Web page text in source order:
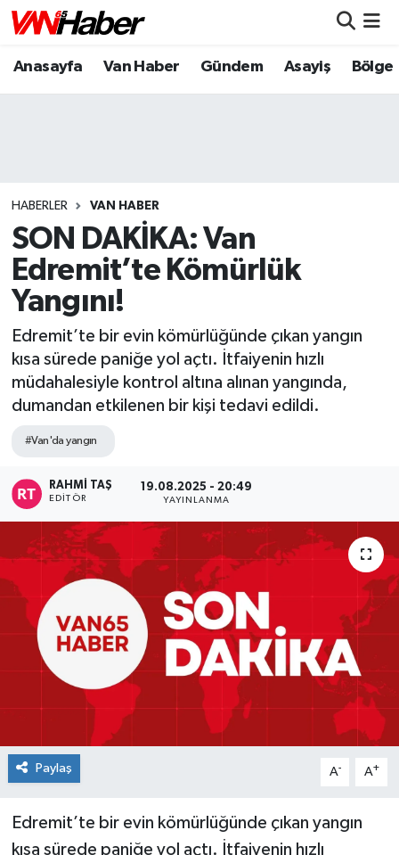
Anasayfa Van Haber Gündem Asayiş Bölge
HABERLER VAN HABER
SON DAKİKA: Van
Edremit’te Kömürlük
Yangını!
Edremit’te bir evin kömürlüğünde çıkan yangın
kısa sürede paniğe yol açtı. İtfaiyenin hızlı
müdahalesiyle kontrol altına alınan yangında,
dumandan etkilenen bir kişi tedavi edildi.
#Van'da yangın
RAHMI TAŞ
EDITÖR
19.08.2025 - 20:49
YAYINLANMA
Paylaş A- A+
Edremit’te bir evin kömürlüğünde çıkan yangın
kısa sürede paniğe yol açtı. İtfaiyenin hızlı
Nöbetçi Eczaneler
Puan Durumu ve Fikstür
Tüm Manşetler
Son Dakika Haberleri
Haber Arşivi